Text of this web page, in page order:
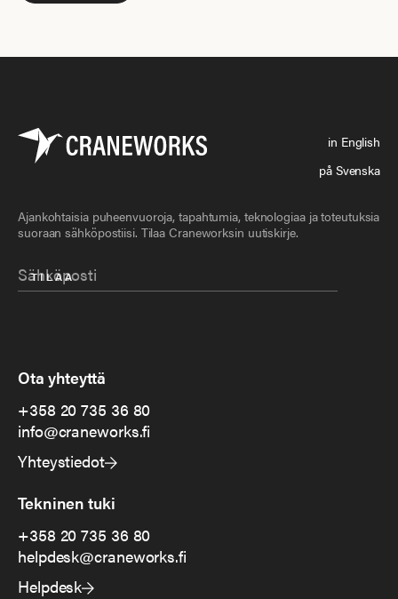
in English
på Svenska
Ajankohtaisia puheenvuoroja, tapahtumia, teknologiaa ja toteutuksia
suoraan sähköpostiisi. Tilaa Craneworksin uutiskirje.
Ota yhteyttä
+358 20 735 36 80
info@craneworks.fi
Yhteystiedot
Tekninen tuki
+358 20 735 36 80
helpdesk@craneworks.fi
Helpdesk